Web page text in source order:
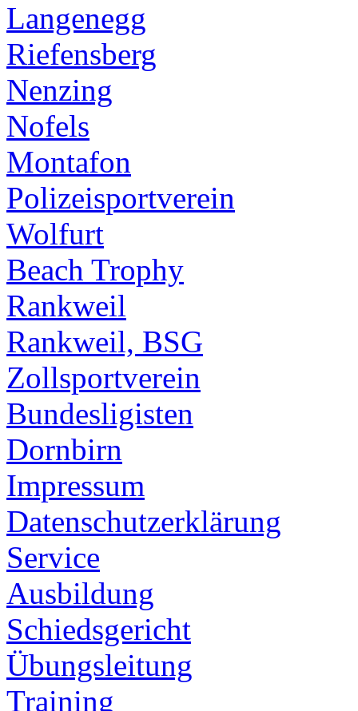
Langenegg
Riefensberg
Nenzing
Nofels
Montafon
Polizeisportverein
Wolfurt
Beach Trophy
Rankweil
Rankweil, BSG
Zollsportverein
Bundesligisten
Dornbirn
Impressum
Datenschutzerklärung
Service
Ausbildung
Schiedsgericht
Übungsleitung
Training